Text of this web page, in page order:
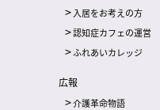
入居をお考えの方
認知症カフェの運営
ふれあいカレッジ
広報
介護革命物語